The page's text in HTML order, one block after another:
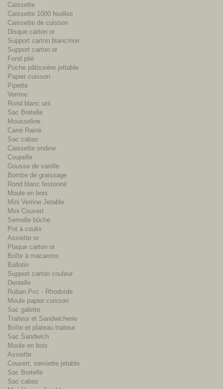
Caissette
Caissette 1000 feuilles
Caissette de cuisson
Disque carton or
Support carton blanc/noir
Support carton or
Fond plié
Poche pâtissière jettable
Papier cuisson
Pipette
Verrine
Rond blanc uni
Sac Bretelle
Mousseline
Carré Rainé
Sac cabas
Caissette ondine
Coupelle
Gousse de vanille
Bombe de graissage
Rond blanc festonné
Moule en bois
Mini Verrine Jetable
Mini Couvert
Semelle bûche
Pot à coulis
Assiette or
Plaque carton or
Boîte à macarons
Ballotin
Support carton couleur
Dentelle
Ruban Pvc - Rhodoïde
Moule papier cuisson
Sac galette
Traiteur et Sandwicherie
Boîte et plateau traiteur
Sac Sandwich
Moule en bois
Assiette
Couvert, serviette jetable
Sac Bretelle
Sac cabas